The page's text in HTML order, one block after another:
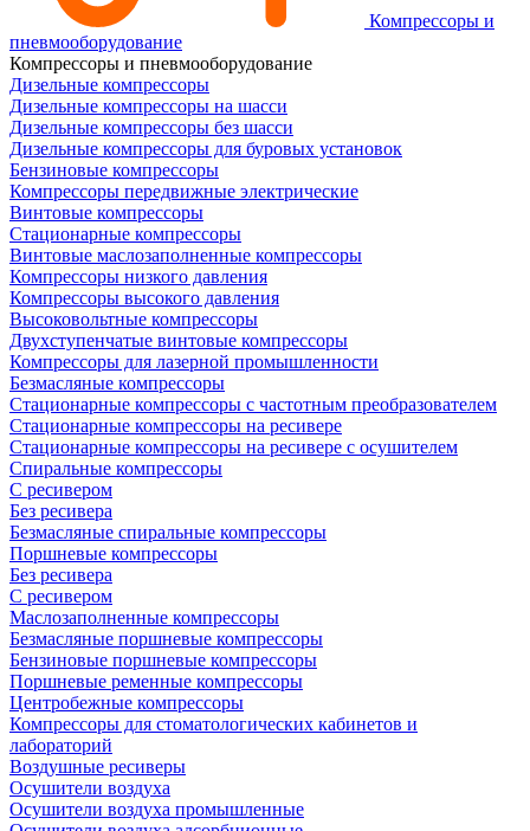
Компрессоры и
пневмооборудование
Компрессоры и пневмооборудование
Дизельные компрессоры
Дизельные компрессоры на шасси
Дизельные компрессоры без шасси
Дизельные компрессоры для буровых установок
Бензиновые компрессоры
Компрессоры передвижные электрические
Винтовые компрессоры
Стационарные компрессоры
Винтовые маслозаполненные компрессоры
Компрессоры низкого давления
Компрессоры высокого давления
Высоковольтные компрессоры
Двухступенчатые винтовые компрессоры
Компрессоры для лазерной промышленности
Безмасляные компрессоры
Стационарные компрессоры с частотным преобразователем
Стационарные компрессоры на ресивере
Стационарные компрессоры на ресивере с осушителем
Спиральные компрессоры
С ресивером
Без ресивера
Безмасляные спиральные компрессоры
Поршневые компрессоры
Без ресивера
С ресивером
Маслозаполненные компрессоры
Безмасляные поршневые компрессоры
Бензиновые поршневые компрессоры
Поршневые ременные компрессоры
Центробежные компрессоры
Компрессоры для стоматологических кабинетов и
лабораторий
Воздушные ресиверы
Осушители воздуха
Осушители воздуха промышленные